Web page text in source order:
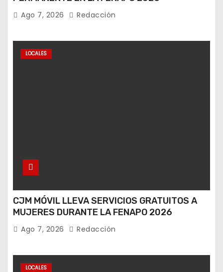
Ago 7, 2026 Redacción
LOCALES
CJM MÓVIL LLEVA SERVICIOS GRATUITOS A
MUJERES DURANTE LA FENAPO 2026
Ago 7, 2026 Redacción
LOCALES